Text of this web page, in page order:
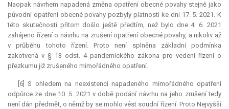
Naopak návrhem napadená změna opatření obecné povahy stejně jako
původní opatření obecné povahy pozbyly platnosti ke dni 17. 5. 2021. K
této skutečnosti přitom došlo ještě předtím, než bylo dne 4. 6. 2021
zahájeno řízení o návrhu na zrušení opatření obecné povahy, a nikoliv až
v průběhu tohoto řízení. Proto není splněna základní podmínka
zakotvená v § 13 odst. 4 pandemického zákona pro vedení řízení o
přezkumu již zrušeného mimořádného opatření.
[6] S ohledem na neexistenci napadeného mimořádného opatření
odpůrce ze dne 10. 5. 2021 v době podání návrhu na jeho zrušení tedy
není dán předmět, o němž by se mohlo vést soudní řízení. Proto Nejvyšší